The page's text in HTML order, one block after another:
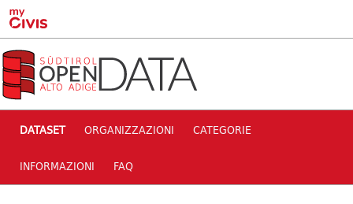
Skip to main content
DATASET ORGANIZZAZIONI CATEGORIE
INFORMAZIONI FAQ